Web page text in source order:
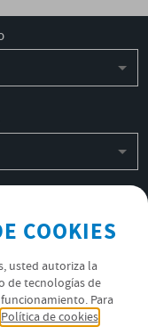
OK
COOKIES
usted autoriza la
de tecnologías de
Para
Política de cookies